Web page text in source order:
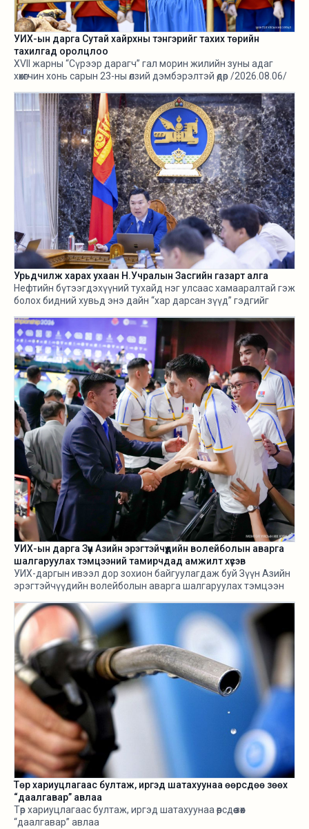
УИХ-ын дарга Сутай хайрхны тэнгэрийг тахих төрийн
тахилгад оролцлоо
XVII жарны “Сүрээр дарагч” гал морин жилийн зуны адаг
хөхөгчин хонь сарын 23-ны өлзий дэмбэрэлтэй өдөр /2026.08.06/
Урьдчилж харах ухаан Н.Учралын Засгийн газарт алга
Нефтийн бүтээгдэхүүний тухайд нэг улсаас хамааралтай гэж
болох бидний хувьд энэ дайн “хар дарсан зүүд” гэдгийг
бүхнийг бодитой тооцож, болзошгүй эрсдэл, хүндрэлийг
урьдчилж харж, хариу арга хэмжээ авах ухаан Н.Учралын
Засгийн газарт ч алга.
УИХ-ын дарга Зүүн Азийн эрэгтэйчүүдийн волейболын аварга
шалгаруулах тэмцээний тамирчдад амжилт хүсэв
УИХ-даргын ивээл дор зохион байгуулагдаж буй Зүүн Азийн
эрэгтэйчүүдийн волейболын аварга шалгаруулах тэмцээн
Төр хариуцлагаас бултаж, иргэд шатахуунаа өөрсдөө зөөх
“даалгавар” авлаа
Төр хариуцлагаас бултаж, иргэд шатахуунаа өөрсдөө зөөх
“даалгавар” авлаа